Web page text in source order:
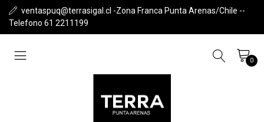
ventaspuq@terrasigal.cl -Zona Franca Punta Arenas/Chile --
Telefono 61 2211199
0